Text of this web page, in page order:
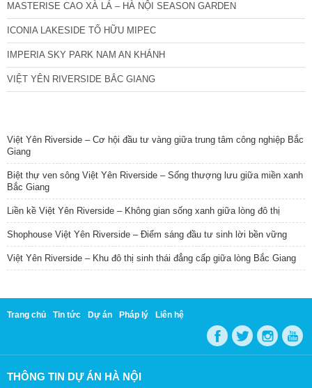
MASTERISE CAO XÀ LÁ – HÀ NỘI SEASON GARDEN
ICONIA LAKESIDE TỐ HỮU MIPEC
IMPERIA SKY PARK NAM AN KHÁNH
VIỆT YÊN RIVERSIDE BẮC GIANG
Việt Yên Riverside – Cơ hội đầu tư vàng giữa trung tâm công nghiệp Bắc
Giang
Biệt thự ven sông Việt Yên Riverside – Sống thượng lưu giữa miền xanh
Bắc Giang
Liền kề Việt Yên Riverside – Không gian sống xanh giữa lòng đô thị
Shophouse Việt Yên Riverside – Điểm sáng đầu tư sinh lời bền vững
Việt Yên Riverside – Khu đô thị sinh thái đẳng cấp giữa lòng Bắc Giang
Trang chủ Tin tức Dự án Pháp lý Liên hệ
THÔNG TIN DỰ ÁN HÀ NỘI